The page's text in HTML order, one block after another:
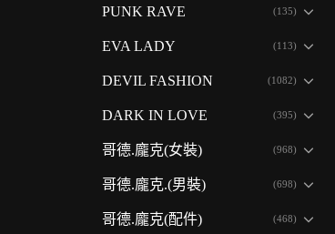
PUNK RAVE (135)
EVA LADY (113)
DEVIL FASHION (1082)
DARK IN LOVE (395)
哥德.龐克(女裝) (968)
哥德.龐克.(男裝) (698)
哥德.龐克(配件) (468)